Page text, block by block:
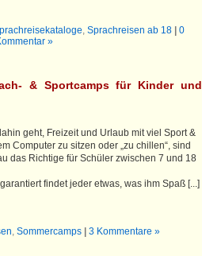
, Sprachreisen ab 18
0
»
& Sportcamps für Kinder und
geht, Freizeit und Urlaub mit viel Sport &
Computer zu sitzen oder „zu chillen“, sind
das Richtige für Schüler zwischen 7 und 18
findet jeder etwas, was ihm Spaß [...]
, Sommercamps 3 Kommentare »